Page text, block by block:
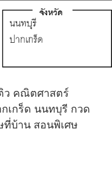
ว คณิตศาสตร์
เกร็ด นนทบุรี กวด
ที่บ้าน สอนพิเศษ